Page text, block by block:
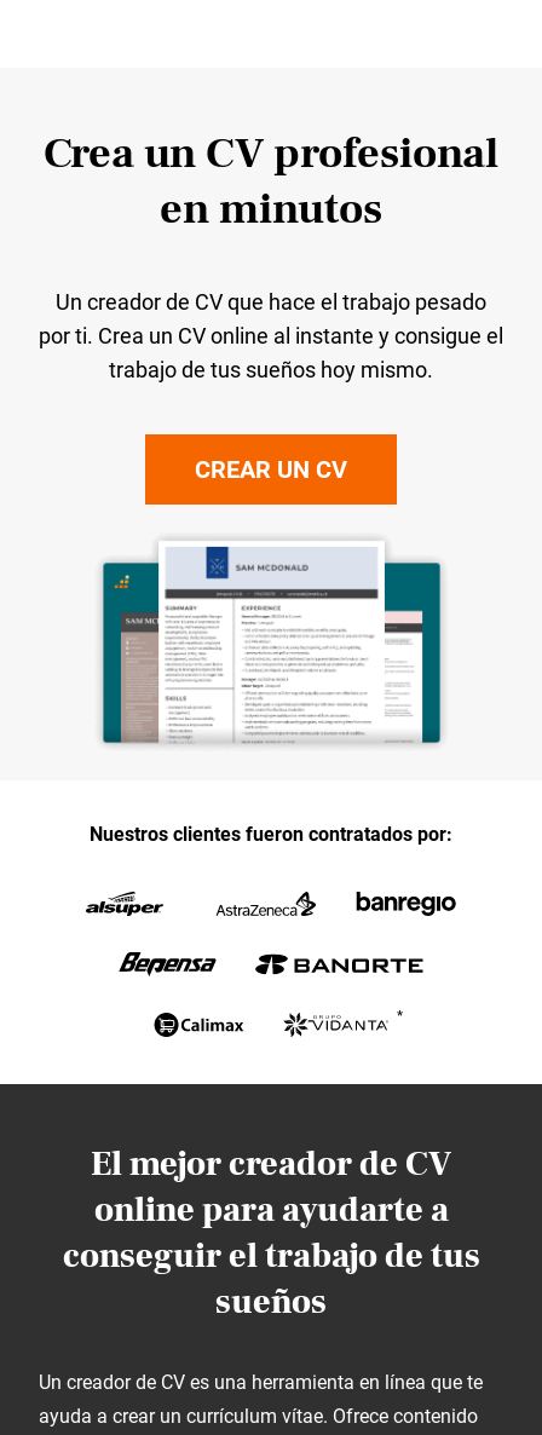
Crea un CV profesional
en minutos
Un creador de CV que hace el trabajo pesado
por ti. Crea un CV online al instante y consigue el
trabajo de tus sueños hoy mismo.
CREAR UN CV
Nuestros clientes fueron contratados por:
El mejor creador de CV
online para ayudarte a
conseguir el trabajo de tus
sueños
Un creador de CV es una herramienta en línea que te
ayuda a crear un currículum vítae. Ofrece contenido